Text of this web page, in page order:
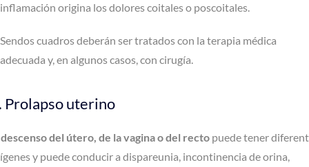
inflamación origina los dolores coitales o poscoitales.
Sendos cuadros deberán ser tratados con la terapia médica
adecuada y, en algunos casos, con cirugía.
Prolapso uterino
descenso del útero, de la vagina o del recto puede tener
y puede conducir a dispareunia, incontinencia de orina,